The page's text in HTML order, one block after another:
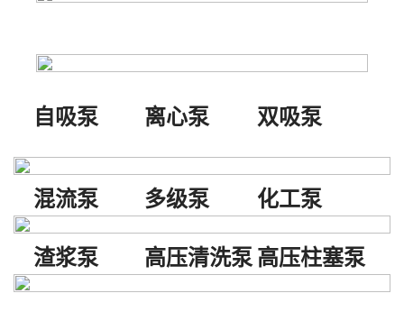
自吸泵 离心泵 双吸泵
混流泵 多级泵 化工泵
渣浆泵 高压清洗泵 高压柱塞泵